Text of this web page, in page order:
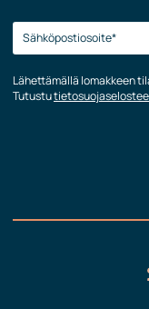
Lähettämällä lomakkeen
Tutustu